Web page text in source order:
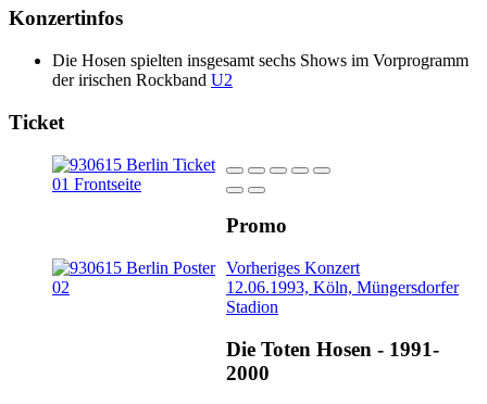
Konzertinfos
Die Hosen spielten insgesamt sechs Shows im Vorprogramm
der irischen Rockband U2
Ticket
Promo
Vorheriges Konzert
12.06.1993, Köln, Müngersdorfer
Stadion
Die Toten Hosen - 1991-
2000